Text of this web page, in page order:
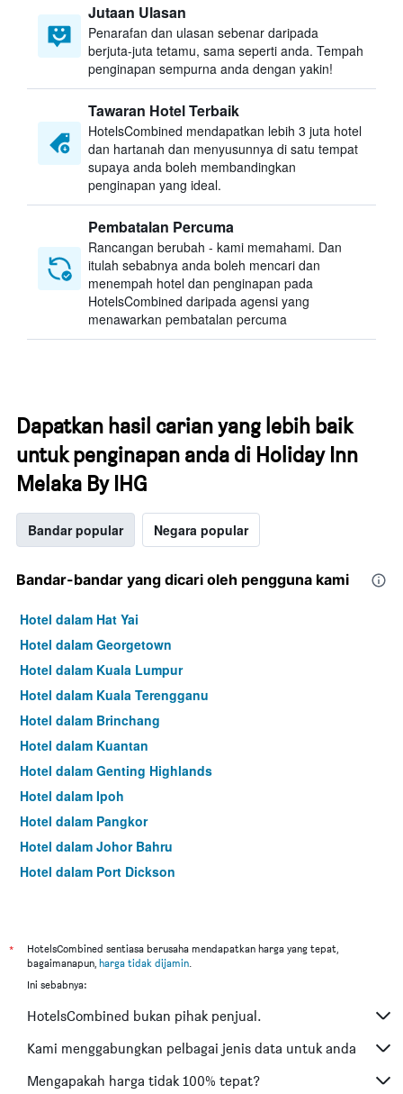
Jutaan Ulasan
Penarafan dan ulasan sebenar daripada
berjuta-juta tetamu, sama seperti anda. Tempah
penginapan sempurna anda dengan yakin!
Tawaran Hotel Terbaik
HotelsCombined mendapatkan lebih 3 juta hotel
dan hartanah dan menyusunnya di satu tempat
supaya anda boleh membandingkan
penginapan yang ideal.
Pembatalan Percuma
Rancangan berubah - kami memahami. Dan
itulah sebabnya anda boleh mencari dan
menempah hotel dan penginapan pada
HotelsCombined daripada agensi yang
menawarkan pembatalan percuma
Dapatkan hasil carian yang lebih baik
untuk penginapan anda di Holiday Inn
Melaka By IHG
Bandar popular Negara popular
Bandar-bandar yang dicari oleh pengguna kami
Hotel dalam Hat Yai
Hotel dalam Georgetown
Hotel dalam Kuala Lumpur
Hotel dalam Kuala Terengganu
Hotel dalam Brinchang
Hotel dalam Kuantan
Hotel dalam Genting Highlands
Hotel dalam Ipoh
Hotel dalam Pangkor
Hotel dalam Johor Bahru
Hotel dalam Port Dickson
*
HotelsCombined sentiasa berusaha mendapatkan harga yang tepat,
bagaimanapun, harga tidak dijamin.
Ini sebabnya:
HotelsCombined bukan pihak penjual.
Kami menggabungkan pelbagai jenis data untuk anda
Mengapakah harga tidak 100% tepat?